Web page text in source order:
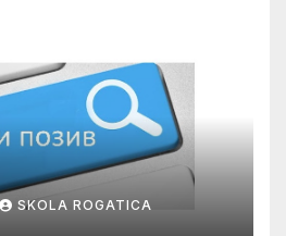
SKOLA ROGATICA